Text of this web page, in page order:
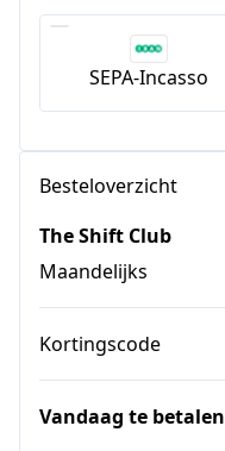
SEPA-Incasso
Besteloverzicht
The Shift Club
Maandelijks
Kortingscode
Vandaag te betalen